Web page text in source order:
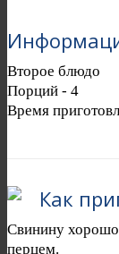
Второе блюдо
Порций - 4
Время
Как
Свинину
перцем.